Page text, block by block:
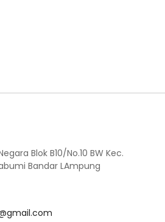
Blok B10/No.10 BW Kec.
Bandar LAmpung